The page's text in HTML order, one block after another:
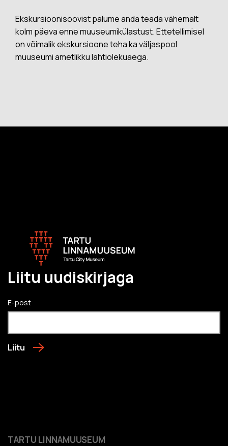
Ekskursioonisoovist palume anda teada vähemalt
kolm päeva enne muuseumikülastust. Ettetellimisel
on võimalik ekskursioone teha ka väljaspool
muuseumi ametlikku lahtiolekuaega.
Liitu uudiskirjaga
E-post
Liitu
TARTU LINNAMUUSEUM